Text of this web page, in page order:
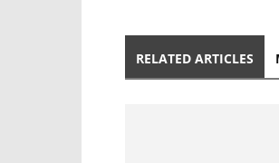
RELATED ARTICLES